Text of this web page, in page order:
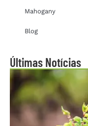
Mahogany
Blog
Últimas Notícias